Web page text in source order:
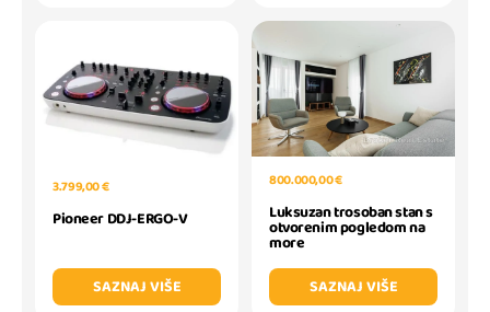
3.799,00 €
Pioneer DDJ-ERGO-V
SAZNAJ VIŠE
800.000,00 €
Luksuzan trosoban stan s
otvorenim pogledom na
more
SAZNAJ VIŠE